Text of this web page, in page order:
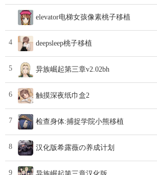
elevator电梯女孩像素桃子移植
4 deepsleep桃子移植
5 异族崛起第三章v2.02bh
6 触摸深夜纸巾盒2
7 检查身体:捕捉学院小熊移植
8 汉化版希露薇の养成计划
9